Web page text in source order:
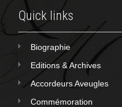
Quick links
Biographie
Editions & Archives
Accordeurs Aveugles
Commémoration